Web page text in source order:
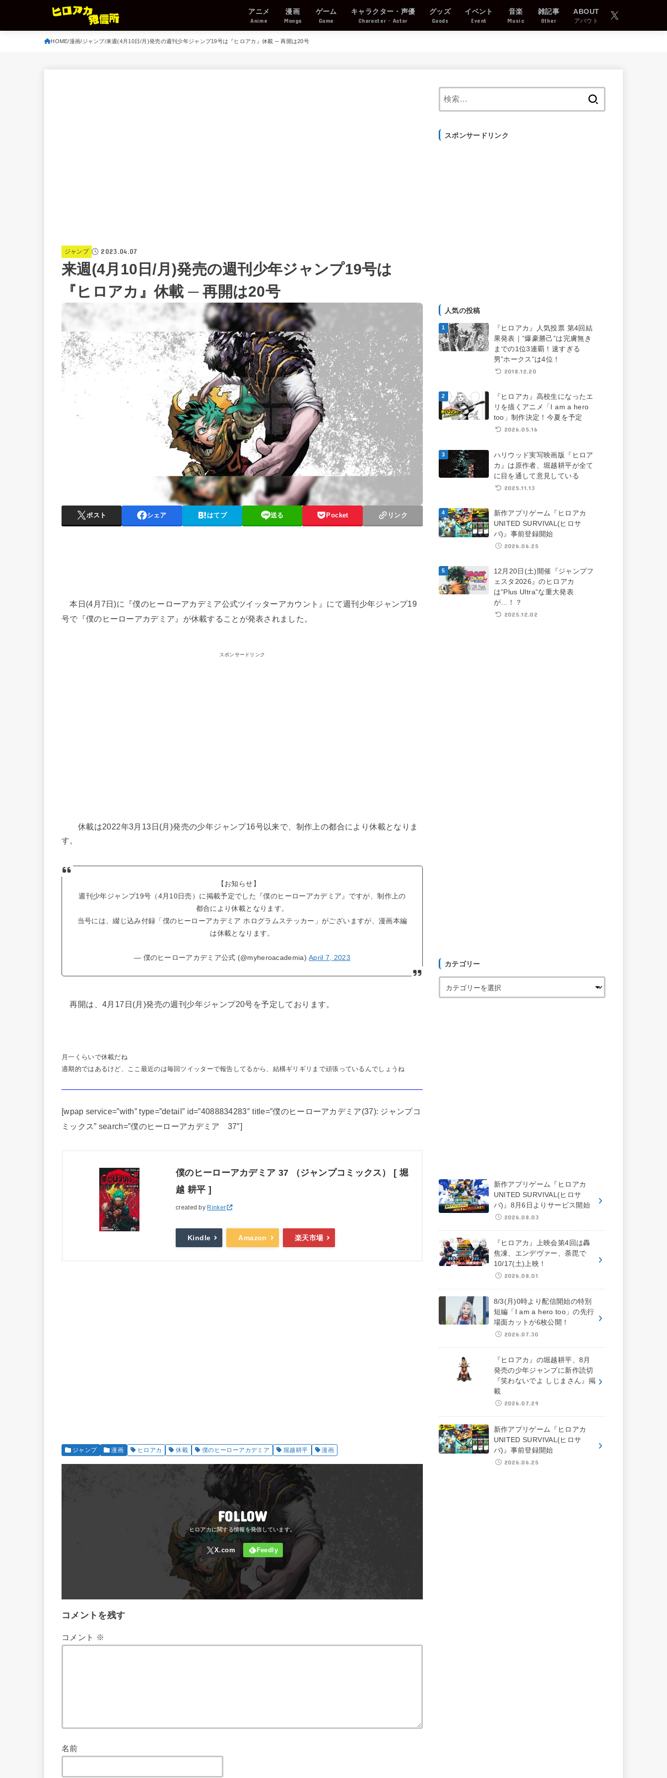
アニメ
Anime
漫画
Manga
ゲーム
Game
キャラクター・声優
Character・Actor
グッズ
Goods
イベント
Event
音楽
Music
雑記事
Other
ABOUT
アバウト
HOME 漫画 ジャンプ 来週(4月10日/月)発売の週刊少年ジャンプ19号は『ヒロアカ』休載 ─ 再開は20号
ジャンプ 2023.04.07
来週(4月10日/月)発売の週刊少年ジャンプ19号は
『ヒロアカ』休載 ─ 再開は20号
ポスト シェア はてブ 送る Pocket リンク
本日(4月7日)に『僕のヒーローアカデミア公式ツイッターアカウント』にて週刊少年ジャンプ19
号で『僕のヒーローアカデミア』が休載することが発表されました。
スポンサードリンク
休載は2022年3月13日(月)発売の少年ジャンプ16号以来で、制作上の都合により休載となりま
す。
【お知らせ】
週刊少年ジャンプ19号（4月10日売）に掲載予定でした『僕のヒーローアカデミア』ですが、制作上の
都合により休載となります。
当号には、綴じ込み付録「僕のヒーローアカデミア ホログラムステッカー」がございますが、漫画本編
は休載となります。
— 僕のヒーローアカデミア公式 (@myheroacademia)April 7, 2023
再開は、4月17日(月)発売の週刊少年ジャンプ20号を予定しております。
月一くらいで休載だね
適期的ではあるけど、ここ最近のは毎回ツイッターで報告してるから、結構ギリギリまで頑張っているんでしょうね
[wpap service=”with” type=”detail” id=”4088834283″ title=”僕のヒーローアカデミア(37): ジャンプコ
ミックス” search=”僕のヒーローアカデミア 37″]
僕のヒーローアカデミア 37 （ジャンプコミックス） [ 堀
越 耕平 ]
created by Rinker
Kindle Amazon 楽天市場
ジャンプ 漫画 ヒロアカ 休載 僕のヒーローアカデミア 堀越耕平 漫画
FOLLOW
コメントを残す
コメント ※
名前
スポンサードリンク
人気の投稿
『ヒロアカ』人気投票 第4回結
果発表｜”爆豪勝己”は完膚無き
までの1位3連覇！速すぎる
男”ホークス”は4位！
2018.12.20
『ヒロアカ』高校生になったエ
リを描くアニメ「I am a hero
too」制作決定！今夏を予定
2026.05.16
ハリウッド実写映画版『ヒロア
カ』は原作者、堀越耕平が全て
に目を通して意見している
2025.11.13
新作アプリゲーム『ヒロアカ
UNITED SURVIVAL(ヒロサ
バ)』事前登録開始
2026.06.25
12月20日(土)開催『ジャンプフ
ェスタ2026』のヒロアカ
は”Plus Ultra”な重大発表
が…！？
2025.12.02
カテゴリー
新作アプリゲーム『ヒロアカ
UNITED SURVIVAL(ヒロサ
バ)』8月6日よりサービス開始
2026.08.03
『ヒロアカ』上映会第4回は轟
焦凍、エンデヴァー、荼毘で
10/17(土)上映！
2026.08.01
8/3(月)0時より配信開始の特別
短編「I am a hero too」の先行
場面カットが6枚公開！
2026.07.30
『ヒロアカ』の堀越耕平、8月
発売の少年ジャンプに新作読切
『笑わないでよ しじまさん』掲
載
2026.07.29
新作アプリゲーム『ヒロアカ
UNITED SURVIVAL(ヒロサ
バ)』事前登録開始
2026.06.25